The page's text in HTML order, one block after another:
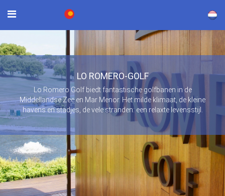
×
LO ROMERO-GOLF
Lo Romero Golf biedt fantastische golfbanen in de
Middellandse Zee en Mar Menor. Het milde klimaat, de kleine
havens en stadjes, de vele stranden: een relaxte levensstijl.